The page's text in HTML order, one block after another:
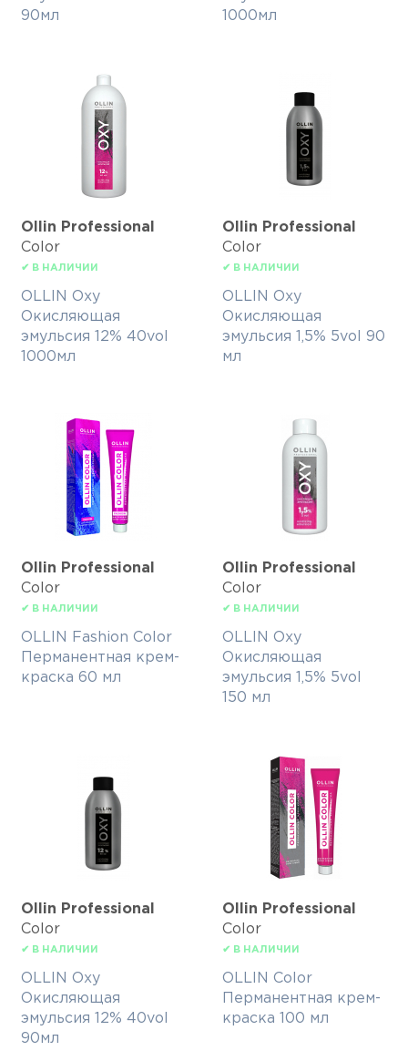
90мл
1000мл
Ollin Professional
Color
✔ В НАЛИЧИИ
OLLIN Oxy
Окисляющая
эмульсия 12% 40vol
1000мл
Ollin Professional
Color
✔ В НАЛИЧИИ
OLLIN Oxy
Окисляющая
эмульсия 1,5% 5vol 90
мл
Ollin Professional
Color
✔ В НАЛИЧИИ
OLLIN Fashion Color
Перманентная крем-
краска 60 мл
Ollin Professional
Color
✔ В НАЛИЧИИ
OLLIN Oxy
Окисляющая
эмульсия 1,5% 5vol
150 мл
Ollin Professional
Color
✔ В НАЛИЧИИ
OLLIN Oxy
Окисляющая
эмульсия 12% 40vol
90мл
Ollin Professional
Color
✔ В НАЛИЧИИ
OLLIN Color
Перманентная крем-
краска 100 мл